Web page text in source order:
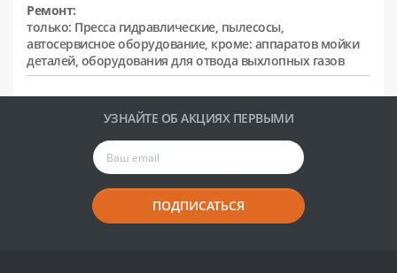
Ремонт:
только: Пресса гидравлические, пылесосы,
автосервисное оборудование, кроме: аппаратов мойки
деталей, оборудования для отвода выхлопных газов
УЗНАЙТЕ ОБ АКЦИЯХ ПЕРВЫМИ
ПОДПИСАТЬСЯ